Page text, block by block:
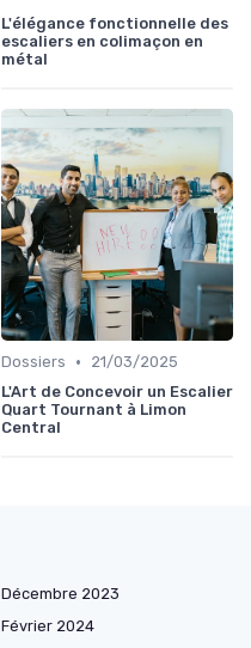
L'élégance fonctionnelle des
escaliers en colimaçon en
métal
Dossiers •
21/03/2025
L'Art de Concevoir un Escalier
Quart Tournant à Limon
Central
Décembre 2023
Février 2024